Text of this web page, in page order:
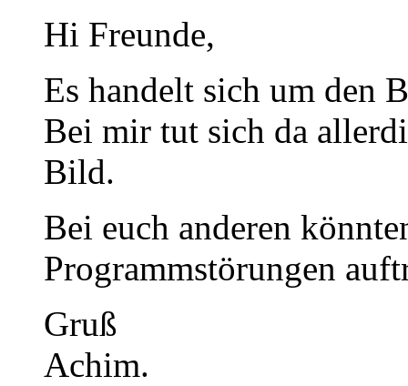
Hi Freunde,
Es handelt sich um den
Bei mir tut sich da
Bild.
Bei euch anderen
Programmstörungen
Gruß
Achim.